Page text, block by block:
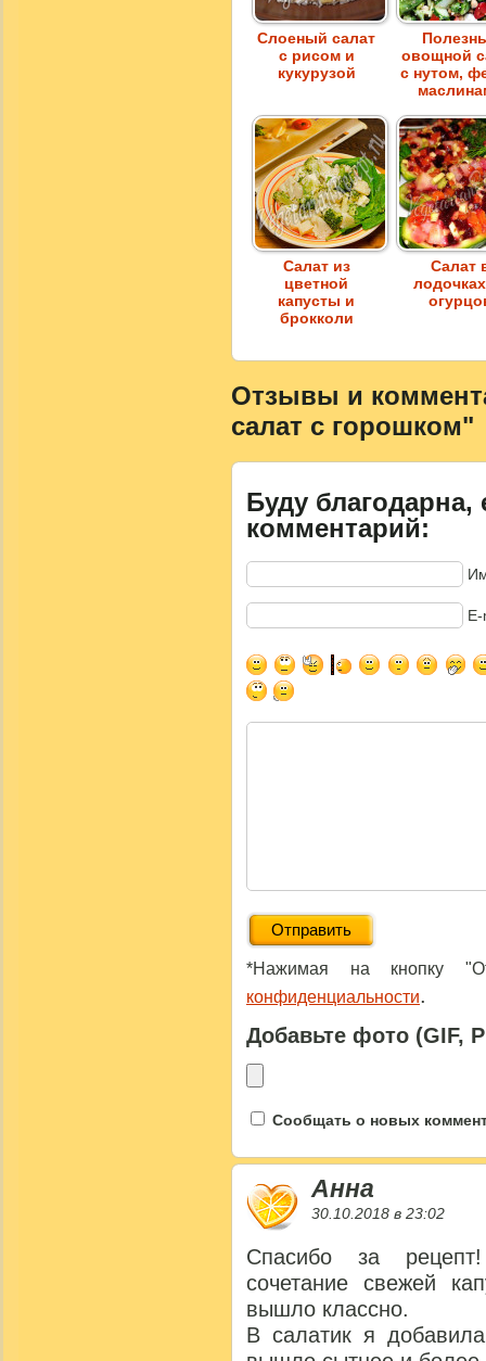
Слоеный салат
с рисом и
кукурузой
овощной
с нутом,
Салат из
цветной
капусты и
брокколи
Салат
Отзывы и
салат с горошком"
Буду благодарна,
комментарий:
*Нажимая на кнопку
конфиденциальности.
Добавьте фото (GIF,
Сообщать о новых
Анна
30.10.2018 в 23:02
Спасибо за
сочетание свежей
вышло классно.
В салатик я